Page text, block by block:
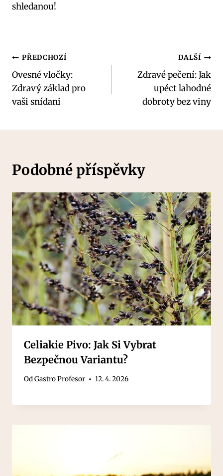
shledanou!
Navigace
pro
příspěvek
PŘEDCHOZÍ
Ovesné vločky:
Zdravý základ pro
vaši snídani
DALŠÍ
Zdravé pečení: Jak
upéct lahodné
dobroty bez viny
Podobné příspěvky
Celiakie Pivo: Jak Si Vybrat
Bezpečnou Variantu?
OdGastro Profesor 12. 4. 2026